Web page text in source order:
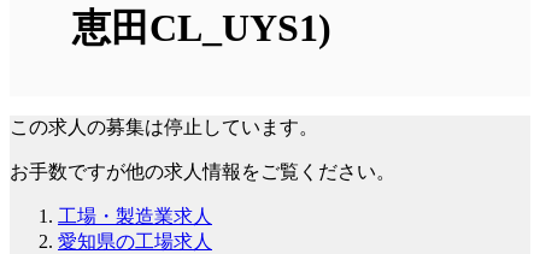
恵田CL_UYS1)
この求人の募集は停止しています。
お手数ですが他の求人情報をご覧ください。
工場・製造業求人
愛知県の工場求人